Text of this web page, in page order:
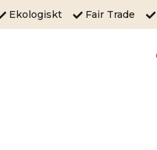
Ekologiskt Fair Trade